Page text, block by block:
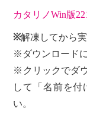
カタリノWin版
※解凍してから
※ダウンロード
※クリックでダ
して「名前を付
い。